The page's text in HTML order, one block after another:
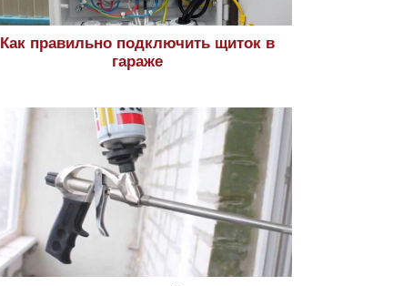
Как правильно подключить щиток в
гараже